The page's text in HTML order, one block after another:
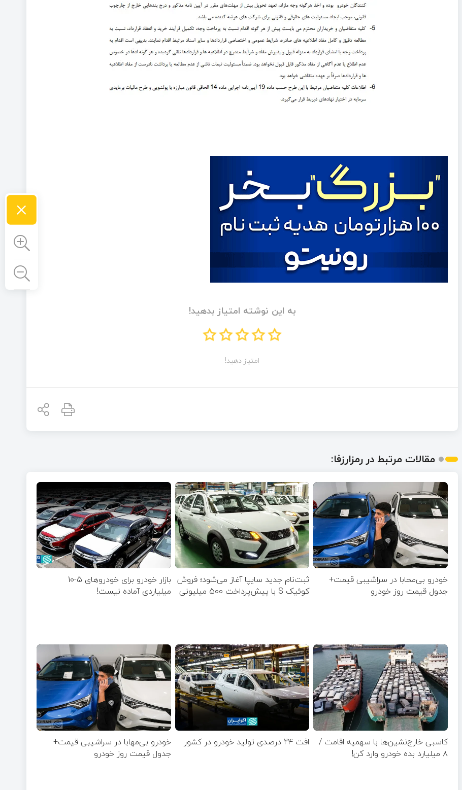
به این نوشته امتیاز بدهید!
امتیاز دهید!
مقالات مرتبط در رمزارزفا:
خودرو بی‌محابا در سراشیبی قیمت+
جدول قیمت روز خودرو
ثبت‌نام جدید سایپا آغاز می‌شود؛ فروش
کوئیک S با پیش‌پرداخت ۵۰۰ میلیونی
بازار خودرو برای خودروهای 5-10
میلیاردی آماده نیست!
کاسبی خارج‌نشین‌ها با سهمیه اقامت /
۸ میلیارد بده خودرو وارد کن!
افت 24 درصدی تولید خودرو در کشور
خودرو بی‌مهابا در سراشیبی قیمت+
جدول قیمت روز خودرو
×